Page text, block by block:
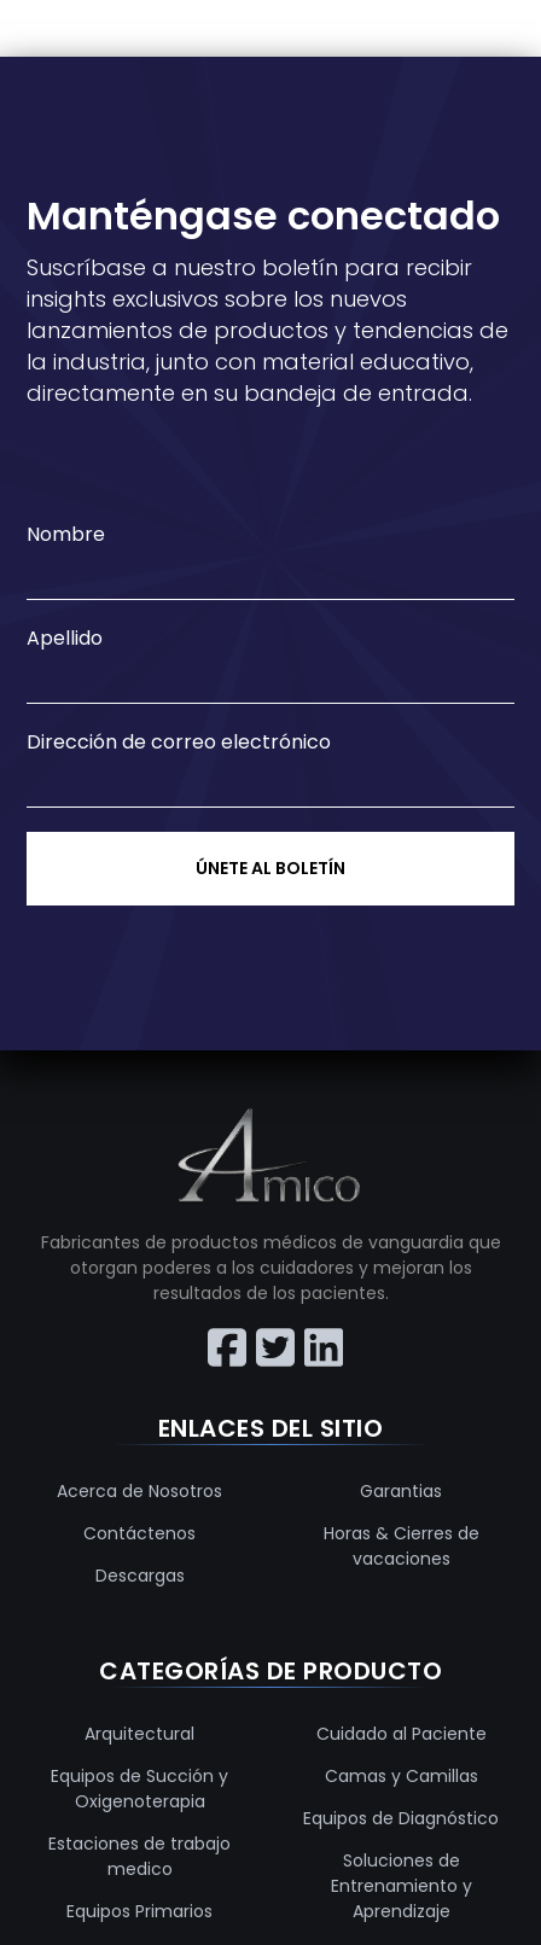
Manténgase conectado
Suscríbase a nuestro boletín para recibir
insights exclusivos sobre los nuevos
lanzamientos de productos y tendencias de
la industria, junto con material educativo,
directamente en su bandeja de entrada.
Nombre
Apellido
Dirección de correo electrónico
ÚNETE AL BOLETÍN
Fabricantes de productos médicos de vanguardia que
otorgan poderes a los cuidadores y mejoran los
resultados de los pacientes.
ENLACES DEL SITIO
Acerca de Nosotros
Contáctenos
Descargas
Garantias
Horas & Cierres de
vacaciones
CATEGORÍAS DE PRODUCTO
Arquitectural
Equipos de Succión y
Oxigenoterapia
Estaciones de trabajo
medico
Equipos Primarios
Cuidado al Paciente
Camas y Camillas
Equipos de Diagnóstico
Soluciones de
Entrenamiento y
Aprendizaje